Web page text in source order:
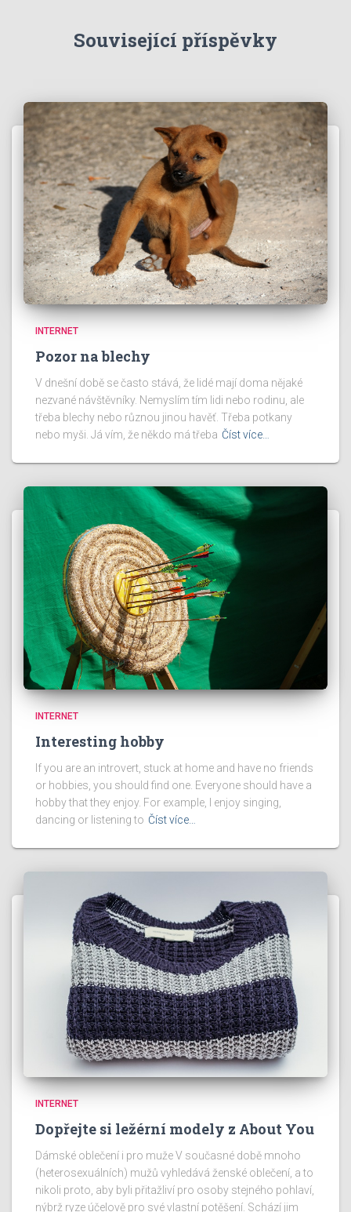
Související příspěvky
INTERNET
Pozor na blechy
V dnešní době se často stává, že lidé mají doma nějaké
nezvané návštěvníky. Nemyslím tím lidi nebo rodinu, ale
třeba blechy nebo různou jinou havěť. Třeba potkany
nebo myši. Já vím, že někdo má třeba Číst více…
INTERNET
Interesting hobby
If you are an introvert, stuck at home and have no friends
or hobbies, you should find one. Everyone should have a
hobby that they enjoy. For example, I enjoy singing,
dancing or listening to Číst více…
INTERNET
Dopřejte si ležérní modely z About You
Dámské oblečení i pro muže V současné době mnoho
(heterosexuálních) mužů vyhledává ženské oblečení, a to
nikoli proto, aby byli přitažliví pro osoby stejného pohlaví,
nýbrž ryze účelově pro své vlastní potěšení. Schází jim